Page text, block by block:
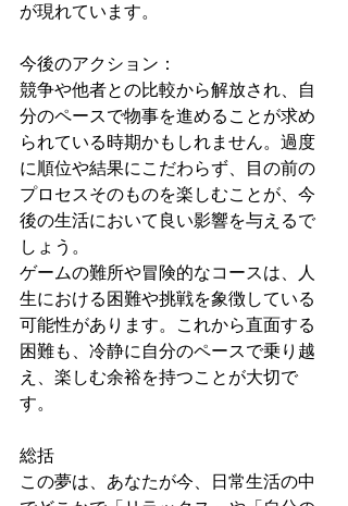
が現れています。
今後のアクション：
競争や他者との比較から解放され、自
分のペースで物事を進めることが求め
られている時期かもしれません。過度
に順位や結果にこだわらず、目の前の
プロセスそのものを楽しむことが、今
後の生活において良い影響を与えるで
しょう。
ゲームの難所や冒険的なコースは、人
生における困難や挑戦を象徴している
可能性があります。これから直面する
困難も、冷静に自分のペースで乗り越
え、楽しむ余裕を持つことが大切で
す。
総括
この夢は、あなたが今、日常生活の中